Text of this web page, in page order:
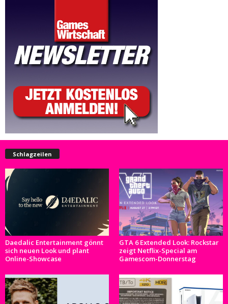
Schlagzeilen
Daedalic Entertainment gönnt
sich neuen Look und plant
Online-Showcase
GTA 6 Extended Look: Rockstar
zeigt Netflix-Special am
Gamescom-Donnerstag